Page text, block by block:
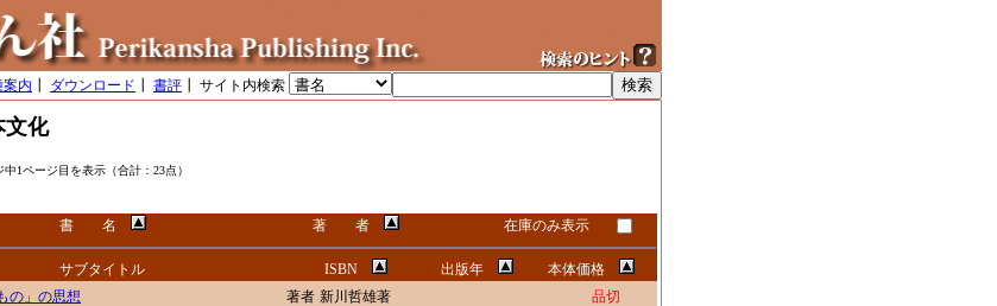
案内 ダウンロード 書評 ┃ サイト内検索
文化
中1ページ目を表示（合計：23点）
書 名 著 者 在庫のみ表示
サブタイトル ISBN 出版年
本体価格
の」の思想
著者 新川哲雄著
品切